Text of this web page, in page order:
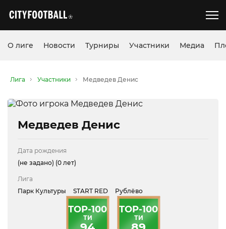
О лиге Новости Турниры Участники Медиа
Лига Участники Медведев Денис
Медведев Денис
Дата рождения
(не задано) (0 лет)
Лига
Парк Культуры
START RED Рублёво
TOP-100
ТИ
TOP-100
ТИ